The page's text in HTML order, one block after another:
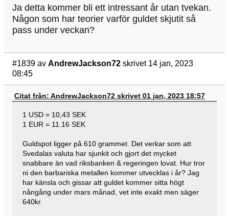
Ja detta kommer bli ett intressant år utan tvekan.
Någon som har teorier varför guldet skjutit så
pass under veckan?
#1839 av AndrewJackson72 skrivet 14 jan, 2023
08:45
Citat från: AndrewJackson72 skrivet 01 jan, 2023 18:57
1 USD = 10,43 SEK
1 EUR = 11.16 SEK
Guldspot ligger på 610 grammet. Det verkar som att
Svedalas valuta har sjunkit och gjort det mycket
snabbare än vad riksbanken & regeringen lovat. Hur tror
ni den barbariska metallen kommer utvecklas i år? Jag
har känsla och gissar att guldet kommer sitta högt
nångång under mars månad, vet inte exakt men säger
640kr.